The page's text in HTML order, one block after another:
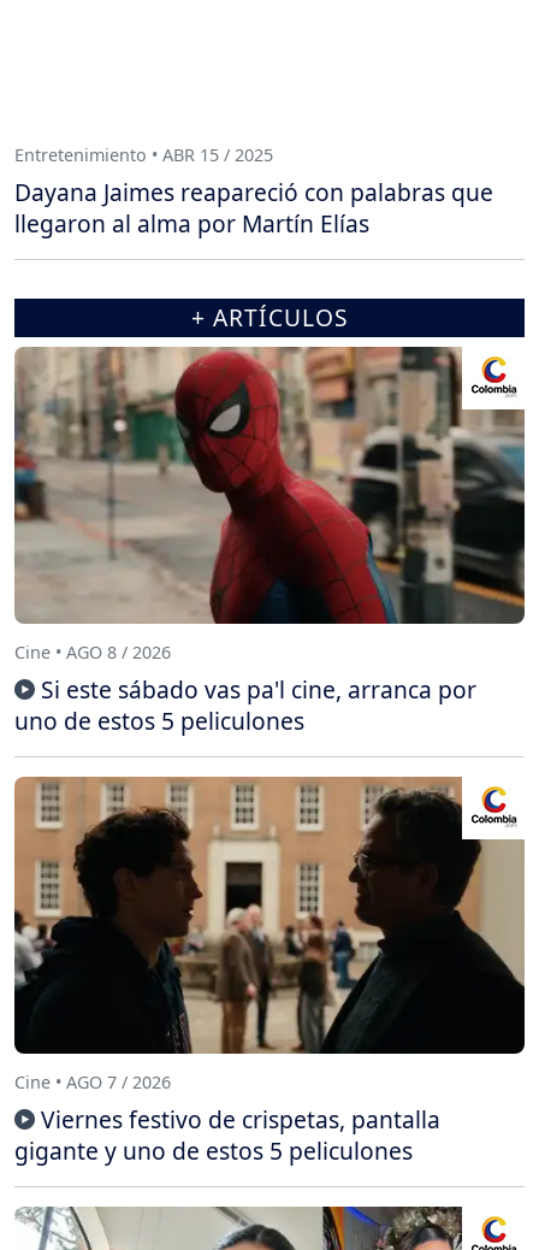
Entretenimiento • ABR 15 / 2025
Dayana Jaimes reapareció con palabras que
llegaron al alma por Martín Elías
+ ARTÍCULOS
Cine • AGO 8 / 2026
Si este sábado vas pa'l cine, arranca por
uno de estos 5 peliculones
Cine • AGO 7 / 2026
Viernes festivo de crispetas, pantalla
gigante y uno de estos 5 peliculones